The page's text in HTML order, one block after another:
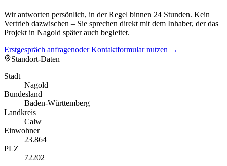
Wir antworten persönlich, in der Regel binnen 24 Stunden. Kein
Vertrieb dazwischen – Sie sprechen direkt mit dem Inhaber, der das
Projekt in Nagold später auch begleitet.
Erstgespräch anfragenoder Kontaktformular nutzen →
Standort-Daten
Stadt
Nagold
Bundesland
Baden-Württemberg
Landkreis
Calw
Einwohner
23.864
PLZ
72202